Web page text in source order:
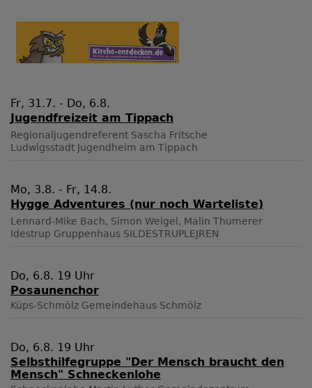
Fr, 31.7. - Do, 6.8.
Jugendfreizeit am Tippach
Regionaljugendreferent Sascha Fritsche
Ludwigsstadt Jugendheim am Tippach
Mo, 3.8. - Fr, 14.8.
Hygge Adventures (nur noch Warteliste)
Lennard-Mike Bach, Simon Weigel, Malin Thumerer
Idestrup Gruppenhaus SILDESTRUPLEJREN
Do, 6.8. 19 Uhr
Posaunenchor
Küps-Schmölz Gemeindehaus Schmölz
Do, 6.8. 19 Uhr
Selbsthilfegruppe "Der Mensch braucht den
Mensch" Schneckenlohe